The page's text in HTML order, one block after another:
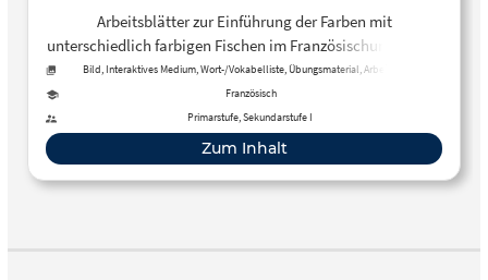
Arbeitsblätter zur Einführung der Farben mit
unterschiedlich farbigen Fischen im Französischunterricht.
Geeignet für jüngere Schüler*innen.
Bild, Interaktives Medium, Wort-/Vokabelliste, Übungsmaterial, Arbeitsblatt
Französisch
Primarstufe, Sekundarstufe I
Zum Inhalt